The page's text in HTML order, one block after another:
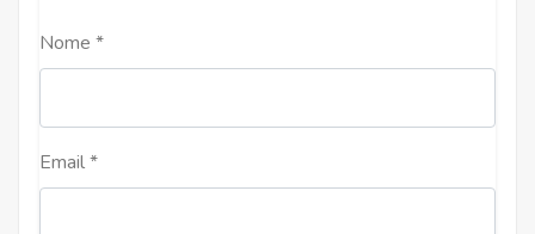
Nome *
Email *